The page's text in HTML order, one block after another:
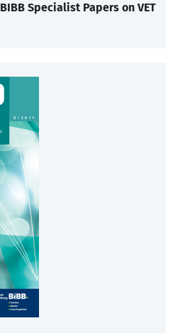
BIBB Specialist Papers on VET